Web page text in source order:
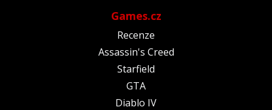
Games.cz
Recenze
Assassin's Creed
Starfield
GTA
Diablo IV